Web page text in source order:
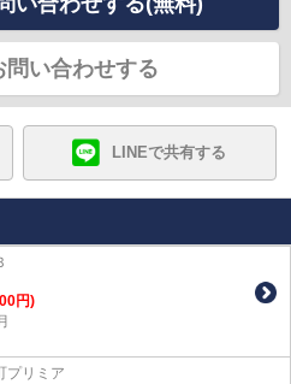
問い合わせする
LINEで共有する
円)
プリミア